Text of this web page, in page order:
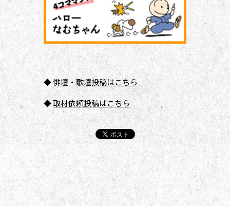
◆俳壇 ・歌壇投稿はこちら
◆取材依頼投稿はこちら